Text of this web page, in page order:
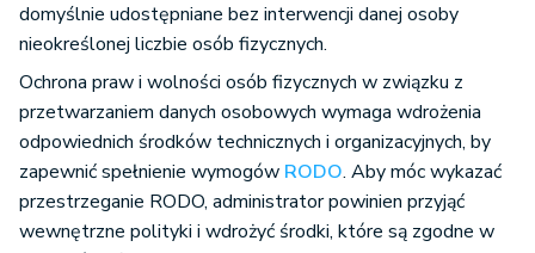
domyślnie udostępniane bez interwencji danej osoby
nieokreślonej liczbie osób fizycznych.
Ochrona praw i wolności osób fizycznych w związku z
przetwarzaniem danych osobowych wymaga wdrożenia
odpowiednich środków technicznych i organizacyjnych, by
zapewnić spełnienie wymogów RODO. Aby móc wykazać
przestrzeganie RODO, administrator powinien przyjąć
wewnętrzne polityki i wdrożyć środki, które są zgodne w